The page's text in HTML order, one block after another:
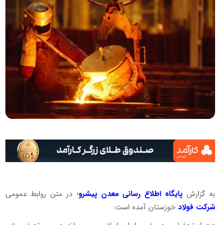
به گزارش پایگاه اطلاع رسانی معدن پیشرو؛ در متن روابط عمومی
شرکت فولاد خوزستان آمده است: